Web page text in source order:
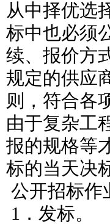
从中择优选
标中也必须
续、报价方
规定的供应
则，符合各
由于复杂工
报的规格等
标的当天决
公开招标作
1．发标。